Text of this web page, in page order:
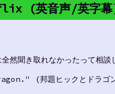
(英音声/英字
聞き取れなかったって相談し
(邦題ヒックとドラゴ